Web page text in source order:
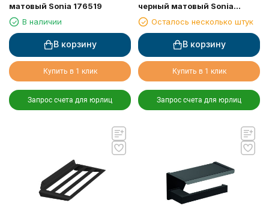
матовый Sonia 176519
В наличии
В корзину
Купить в 1 клик
Запрос счета для юрлиц
черный матовый Sonia
182855Осталось несколько штук
В корзину
Купить в 1 клик
Запрос счета для юрлиц